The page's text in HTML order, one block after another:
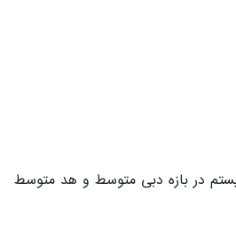
در بازه دبی متوسط و هد متوسط